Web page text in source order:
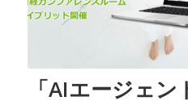
「AIエージェ